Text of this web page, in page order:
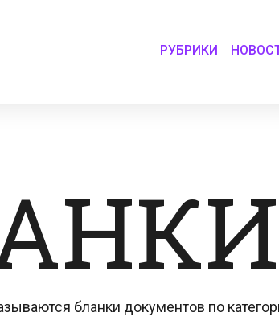
РУБРИКИ
бланки документов по